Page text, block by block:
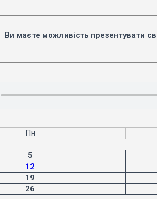
Ви маєте можливість презентувати
Пн
5
12
19
26